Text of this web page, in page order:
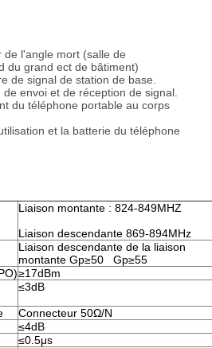
de l'angle mort (salle de
du grand ect de bâtiment)
de signal de station de base.
envoi et de réception de signal.
du téléphone portable au corps
et la batterie du téléphone
Liaison montante : 824-849MHZ
Liaison descendante 869-894MHz
Liaison descendante de la liaison
montante Gp≥50 Gp≥55
≥17dBm
≤3dB
Connecteur 50Ω/N
≤4dB
≤0.5μs